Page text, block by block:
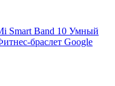
Smart Band 10 Умный
браслет Google